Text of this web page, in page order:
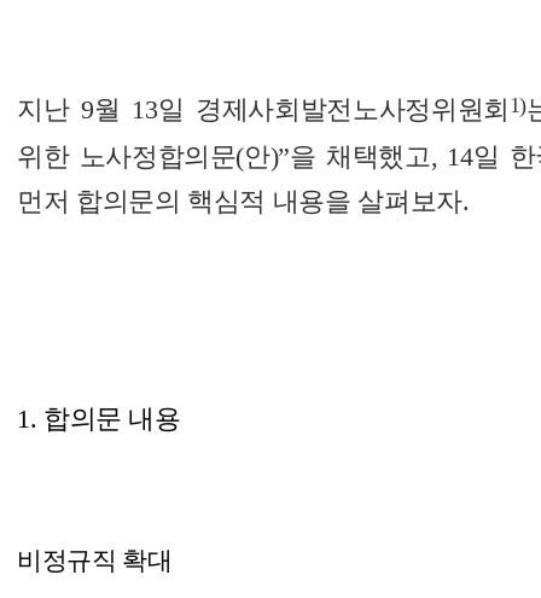
지난 9월 13일 경제사회발전노사정위원회 1)
위한 노사정합의문(안)”을 채택했고, 14일
먼저 합의문의 핵심적 내용을 살펴보자.
1. 합의문 내용
비정규직 확대